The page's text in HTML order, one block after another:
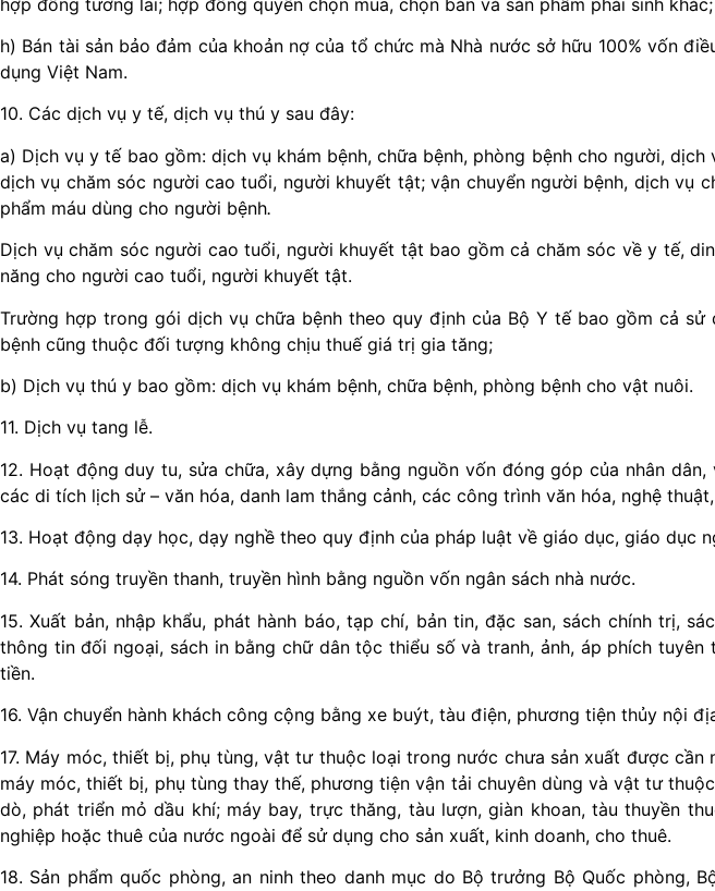
h) Bán tài sản bảo đảm của khoản nợ của tổ chức mà Nhà nước sở hữu 100% vốn
dụng Việt Nam.
10. Các dịch vụ y tế, dịch vụ thú y sau đây:
a) Dịch vụ y tế bao gồm: dịch vụ khám bệnh, chữa bệnh, phòng bệnh cho người,
dịch vụ chăm sóc người cao tuổi, người khuyết tật; vận chuyển người bệnh, dịch vụ
phẩm máu dùng cho người bệnh.
Dịch vụ chăm sóc người cao tuổi, người khuyết tật bao gồm cả chăm sóc về y tế,
năng cho người cao tuổi, người khuyết tật.
Trường hợp trong gói dịch vụ chữa bệnh theo quy định của Bộ Y tế bao gồm cả
bệnh cũng thuộc đối tượng không chịu thuế giá trị gia tăng;
b) Dịch vụ thú y bao gồm: dịch vụ khám bệnh, chữa bệnh, phòng bệnh cho vật nuôi.
11. Dịch vụ tang lễ.
12. Hoạt động duy tu, sửa chữa, xây dựng bằng nguồn vốn đóng góp của nhân
các di tích lịch sử – văn hóa, danh lam thắng cảnh, các công trình văn hóa, nghệ
13. Hoạt động dạy học, dạy nghề theo quy định của pháp luật về giáo dục, giáo dục
14. Phát sóng truyền thanh, truyền hình bằng nguồn vốn ngân sách nhà nước.
15. Xuất bản, nhập khẩu, phát hành báo, tạp chí, bản tin, đặc san, sách chính trị,
thông tin đối ngoại, sách in bằng chữ dân tộc thiểu số và tranh, ảnh, áp phích
tiền.
16. Vận chuyển hành khách công cộng bằng xe buýt, tàu điện, phương tiện thủy nội
17. Máy móc, thiết bị, phụ tùng, vật tư thuộc loại trong nước chưa sản xuất được
máy móc, thiết bị, phụ tùng thay thế, phương tiện vận tải chuyên dùng và vật tư
dò, phát triển mỏ dầu khí; máy bay, trực thăng, tàu lượn, giàn khoan, tàu thuyền
nghiệp hoặc thuê của nước ngoài để sử dụng cho sản xuất, kinh doanh, cho thuê.
18. Sản phẩm quốc phòng, an ninh theo danh mục do Bộ trưởng Bộ Quốc phòng,